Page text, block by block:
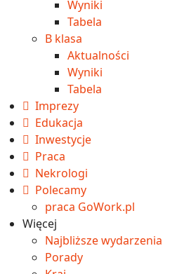
Wyniki
Tabela
B klasa
Aktualności
Wyniki
Tabela
Imprezy
Edukacja
Inwestycje
Praca
Nekrologi
Polecamy
praca GoWork.pl
Więcej
Najbliższe wydarzenia
Porady